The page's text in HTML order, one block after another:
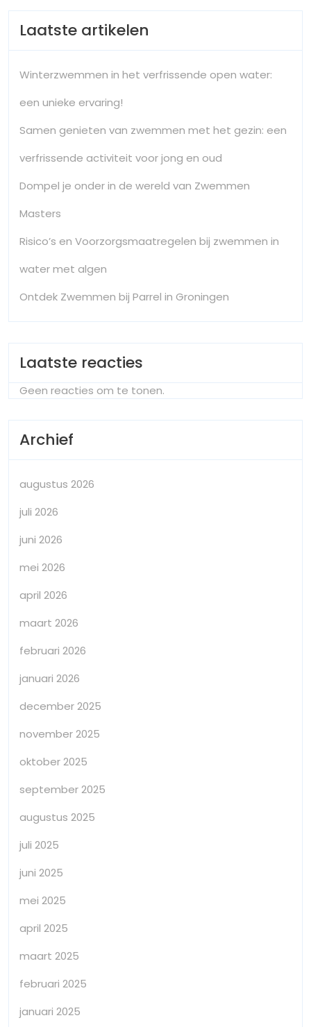
Laatste artikelen
Winterzwemmen in het verfrissende open water:
een unieke ervaring!
Samen genieten van zwemmen met het gezin: een
verfrissende activiteit voor jong en oud
Dompel je onder in de wereld van Zwemmen
Masters
Risico’s en Voorzorgsmaatregelen bij zwemmen in
water met algen
Ontdek Zwemmen bij Parrel in Groningen
Laatste reacties
Geen reacties om te tonen.
Archief
augustus 2026
juli 2026
juni 2026
mei 2026
april 2026
maart 2026
februari 2026
januari 2026
december 2025
november 2025
oktober 2025
september 2025
augustus 2025
juli 2025
juni 2025
mei 2025
april 2025
maart 2025
februari 2025
januari 2025